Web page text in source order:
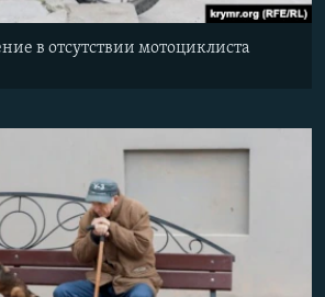
в отсутствии мотоциклиста